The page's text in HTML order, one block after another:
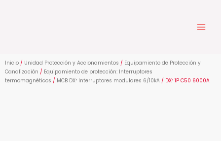
Inicio / Unidad Protección y Accionamientos / Equipamiento de Protección y
Canalización / Equipamiento de protección: Interruptores
termomagnéticos / MCB DX³ Interruptores modulares 6/10kA / DX³ 1P C50 6000A